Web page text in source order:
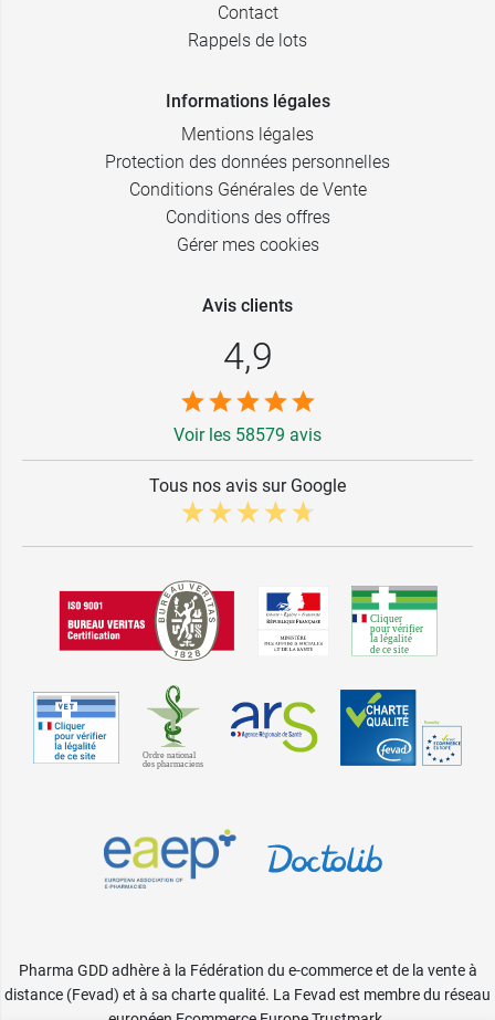
Contact
Rappels de lots
Informations légales
Mentions légales
Protection des données personnelles
Conditions Générales de Vente
Conditions des offres
Gérer mes cookies
Avis clients
4,9
Voir les 58579 avis
Tous nos avis sur Google
Pharma GDD adhère à la Fédération du e-commerce et de la vente à
distance (Fevad) et à sa charte qualité. La Fevad est membre du réseau